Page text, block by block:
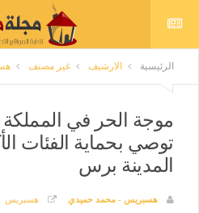
الرئيسية الارشيف غير مصنف
موجة الحر في
توصي بحماية الفئات
المدينة برس
هسبريس - محمد حميدي هسبريس